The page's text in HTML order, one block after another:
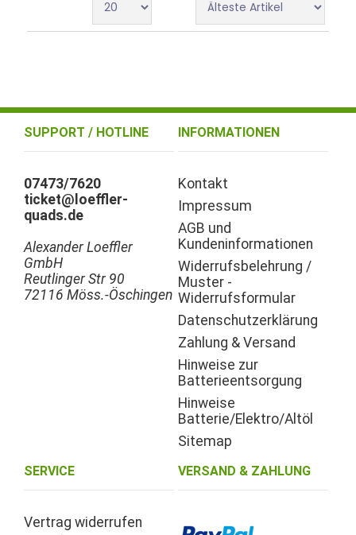
SUPPORT / HOTLINE
07473/7620
ticket@loeffler-
quads.de
Alexander Loeffler
GmbH
Reutlinger Str 90
72116 Möss.-Öschingen
INFORMATIONEN
Kontakt
Impressum
AGB und
Kundeninformationen
Widerrufsbelehrung /
Muster -
Widerrufsformular
Datenschutzerklärung
Zahlung & Versand
Hinweise zur
Batterieentsorgung
Hinweise
Batterie/Elektro/Altöl
Sitemap
SERVICE
Vertrag widerrufen
VERSAND & ZAHLUNG